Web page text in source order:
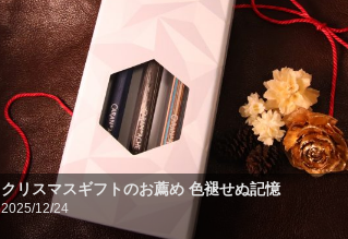
クリスマスギフトのお薦め 色褪せぬ記憶
2025/12/24